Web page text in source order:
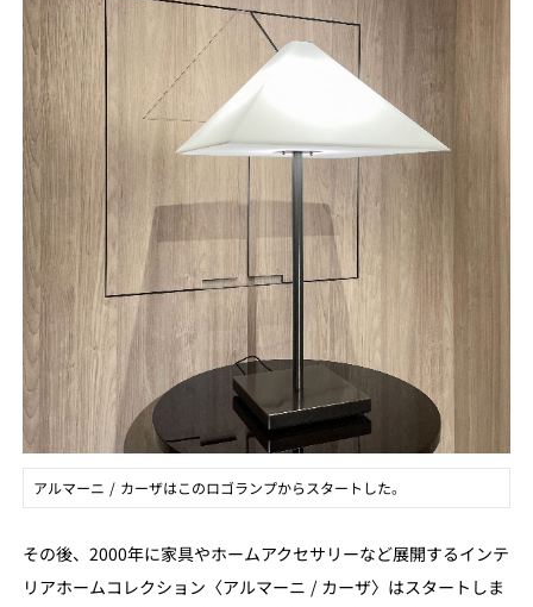
アルマーニ / カーザはこのロゴランプからスタートした。
その後、2000年に家具やホームアクセサリーなど展開するインテ
リアホームコレクション〈アルマーニ / カーザ〉はスタートしま